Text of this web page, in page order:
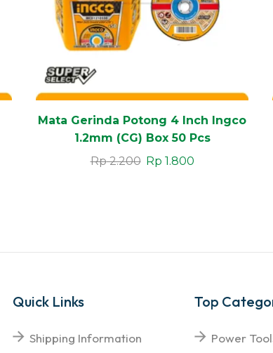
Mata Gerinda Potong 4 Inch Ingco
1.2mm (CG) Box 50 Pcs
Rp2.200 Rp 1.800
Quick Links
Shipping Information
Top
Power